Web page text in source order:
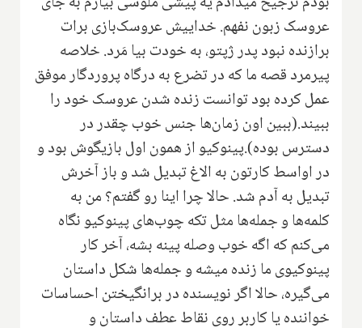
عروسک زبون نفهم. خداییش عروسک‌بازی برات
برازنده نبود پدر ژپتو، به خودت بیا مَرد. خلاصه
پیرمرد قصه ما که در تضرع به درگاه پروردگار موفق
عمل کرده بود توانست زنده شدن عروسک خود را
ببیند.(ببین اون زمان‌ها جنس خوب چقدر در
دسترس بوده).پینوکیو از همون اول بازیگوش بود و
در اواسط کارتون به الاغ تبدیل شد و باز آخرش
تبدیل به آدم شد. حالا چرا اینا رو گفتم؟ من به
کلمه‌ها و جمله‌ها مثل تکه‌ چوب‌های پینوکیو نگاه
می‌کنم که اگه خوب وصله پینه بشه، آخر کار
پینوکیوی ما زنده میشه و جمله‌ها شکل داستان
می‌گیره، حالا اگر نویسنده در برانگیختن احساسات
خواننده یا کاربر روی نقاط عطف داستان و